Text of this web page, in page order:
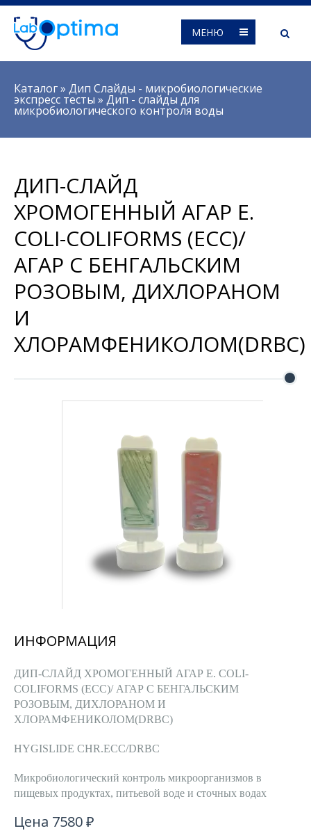
МЕНЮ
Вы здесь
Каталог» Дип Слайды - микробиологические
экспресс тесты » Дип - слайды для
микробиологического контроля воды
ДИП-СЛАЙД
ХРОМОГЕННЫЙ АГАР E.
COLI-COLIFORMS (ECC)/
АГАР С БЕНГАЛЬСКИМ
РОЗОВЫМ, ДИХЛОРАНОМ
И
ХЛОРАМФЕНИКОЛОМ(DRBC)
ИНФОРМАЦИЯ
ДИП-СЛАЙД ХРОМОГЕННЫЙ АГАР E. COLI-
COLIFORMS (ECC)/ АГАР С БЕНГАЛЬСКИМ
РОЗОВЫМ, ДИХЛОРАНОМ И
ХЛОРАМФЕНИКОЛОМ(DRBС)
HYGISLIDE CHR.ECC/DRBC
Микробиологический контроль микроорганизмов в
пищевых продуктах, питьевой воде и сточных водах
Цена 7580 ₽